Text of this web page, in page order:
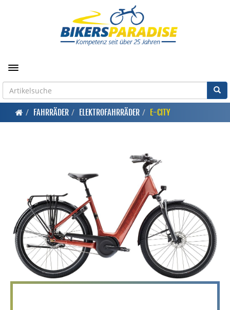
Toggle navigation
FAHRRÄDER ELEKTROFAHRRÄDER E-CITY